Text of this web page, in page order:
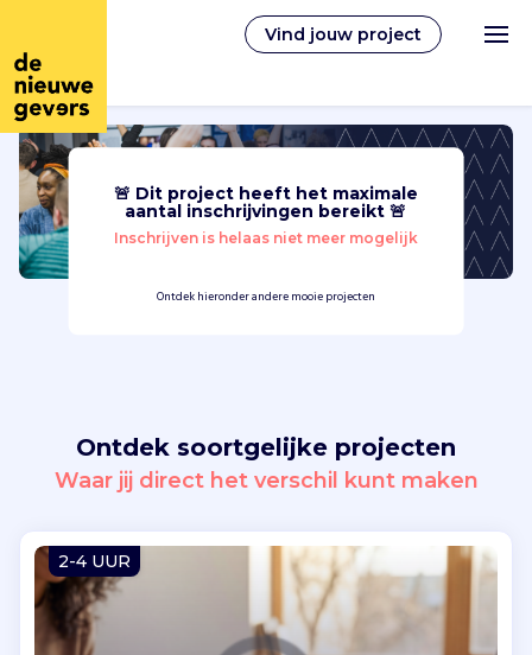
Vind jouw project
Nederlands
Vrijwilligerswerk
Vind jouw project
Inloggen
🚨 Dit project heeft het maximale
aantal inschrijvingen bereikt 🚨
Inschrijven is helaas niet meer mogelijk
Ontdek hieronder andere mooie projecten
Ontdek soortgelijke projecten
Waar jij direct het verschil kunt maken
2-4 UUR